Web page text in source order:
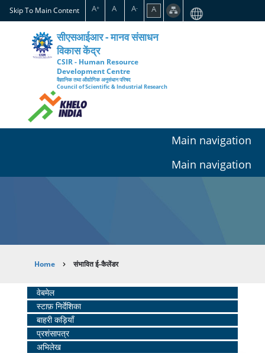
Skip
to
content
Skip To Main Content A+ A A- A
सीएसआईआर - मानव संसाधन
विकास केंद्र
CSIR - Human Resource
Development Centre
वैज्ञानिक तथा औद्योगिक अनुसंधान परिषद
Council of Scientific & Industrial Research
Main navigation
Main navigation
Breadcrumb
Home संभावित ई-कैलेंडर
Home
Middle
Menu
वेबमेल
स्टाफ़ निर्देशिका
बाहरी कड़ियाँ
प्रशंसापत्र
अभिलेख